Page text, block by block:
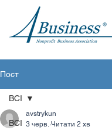
Пост
ВСІ
ВСІ
avstrykun
3 черв. Читати 2 хв